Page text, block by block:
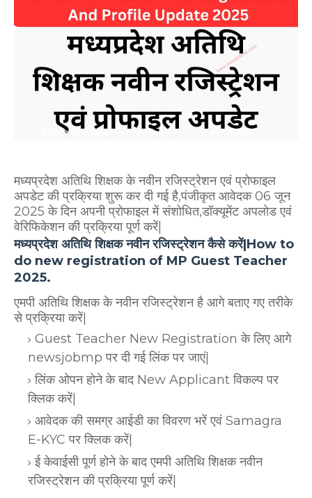
मध्यप्रदेश अतिथि शिक्षक के नवीन रजिस्ट्रेशन एवं प्रोफाइल
अपडेट की प्रक्रिया शुरू कर दी गई है,पंजीकृत आवेदक 06 जून
2025 के दिन अपनी प्रोफाइल में संशोधित,डॉक्यूमेंट अपलोड एवं
वेरिफिकेशन की प्रक्रिया पूर्ण करें|
मध्यप्रदेश अतिथि शिक्षक नवीन रजिस्ट्रेशन कैसे करें|How to
do new registration of MP Guest Teacher
2025.
एमपी अतिथि शिक्षक के नवीन रजिस्ट्रेशन है आगे बताए गए तरीके
से प्रक्रिया करें|
Guest Teacher New Registration के लिए आगे
newsjobmp पर दी गई लिंक पर जाएं|
लिंक ओपन होने के बाद New Applicant विकल्प पर
क्लिक करें|
आवेदक की समग्र आईडी का विवरण भरें एवं Samagra
E-KYC पर क्लिक करें|
ई केवाईसी पूर्ण होने के बाद एमपी अतिथि शिक्षक नवीन
रजिस्ट्रेशन की प्रक्रिया पूर्ण करें|